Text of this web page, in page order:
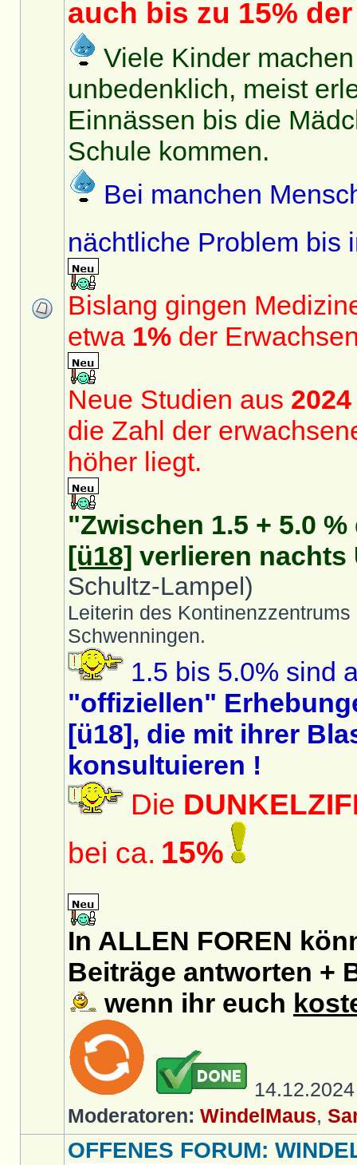
auch bis zu 15%
Viele Kinder
unbedenklich, meist
Einnässen bis die
Schule kommen.
Bei manchen
nächtliche Problem
Bislang gingen
etwa 1% der
Neue Studien aus 2024
die Zahl der
höher liegt.
"Zwischen 1.5 + 5.0
[ü18] verlieren nachts
Schultz-Lampel)
Leiterin des
Schwenningen.
1.5 bis 5.0% sind
"offiziellen"
[ü18], die mit ihrer
konsultuieren !
Die
bei ca. 15%
In ALLEN FOREN
Beiträge antworten +
wenn ihr euch
Moderatoren: WindelMaus,
OFFENES FORUM: